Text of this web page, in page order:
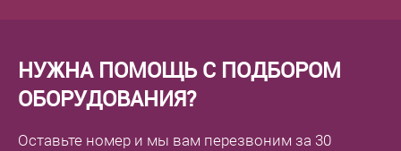
НУЖНА ПОМОЩЬ С ПОДБОРОМ
ОБОРУДОВАНИЯ?
Оставьте номер и мы вам перезвоним за 30